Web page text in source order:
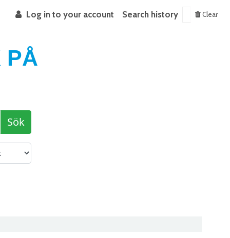
Log in to your account Search history Clear
PÅ
Sök